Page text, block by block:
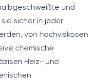
und
sicher in jeder
von hochviskosen
chemische
Heiz- und